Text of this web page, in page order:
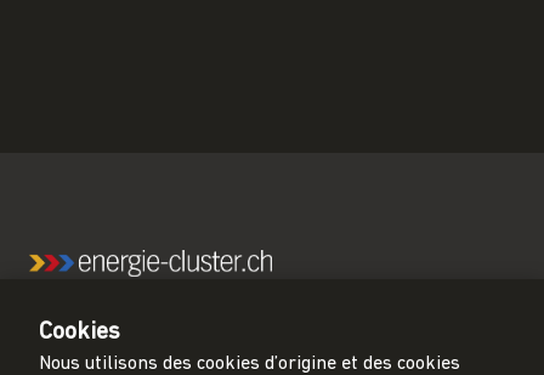
Suisse neutre en carbone.
Cookies
Nous utilisons des cookies d’origine et des cookies